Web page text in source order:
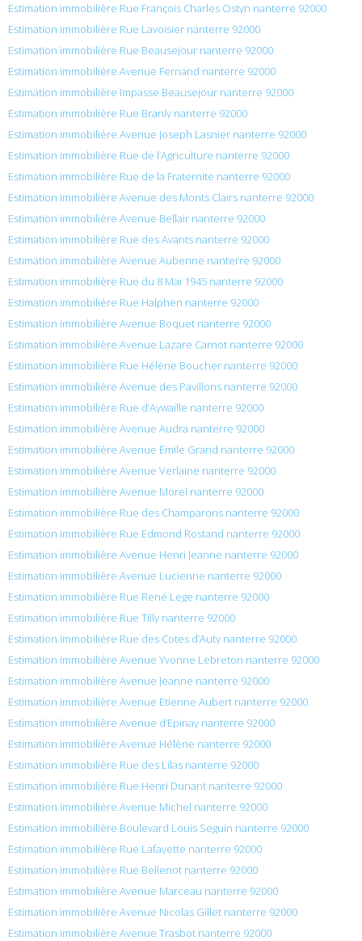
Estimation immobilière Rue François Charles Ostyn nanterre 92000
Estimation immobilière Rue Lavoisier nanterre 92000
Estimation immobilière Rue Beausejour nanterre 92000
Estimation immobilière Avenue Fernand nanterre 92000
Estimation immobilière Impasse Beausejour nanterre 92000
Estimation immobilière Rue Branly nanterre 92000
Estimation immobilière Avenue Joseph Lasnier nanterre 92000
Estimation immobilière Rue de l’Agriculture nanterre 92000
Estimation immobilière Rue de la Fraternite nanterre 92000
Estimation immobilière Avenue des Monts Clairs nanterre 92000
Estimation immobilière Avenue Bellair nanterre 92000
Estimation immobilière Rue des Avants nanterre 92000
Estimation immobilière Avenue Aubenne nanterre 92000
Estimation immobilière Rue du 8 Mai 1945 nanterre 92000
Estimation immobilière Rue Halphen nanterre 92000
Estimation immobilière Avenue Boquet nanterre 92000
Estimation immobilière Avenue Lazare Carnot nanterre 92000
Estimation immobilière Rue Hélène Boucher nanterre 92000
Estimation immobilière Avenue des Pavillons nanterre 92000
Estimation immobilière Rue d’Aywaille nanterre 92000
Estimation immobilière Avenue Audra nanterre 92000
Estimation immobilière Avenue Émile Grand nanterre 92000
Estimation immobilière Avenue Verlaine nanterre 92000
Estimation immobilière Avenue Morel nanterre 92000
Estimation immobilière Rue des Champarons nanterre 92000
Estimation immobilière Rue Edmond Rostand nanterre 92000
Estimation immobilière Avenue Henri Jeanne nanterre 92000
Estimation immobilière Avenue Lucienne nanterre 92000
Estimation immobilière Rue René Lege nanterre 92000
Estimation immobilière Rue Tilly nanterre 92000
Estimation immobilière Rue des Cotes d’Auty nanterre 92000
Estimation immobilière Avenue Yvonne Lebreton nanterre 92000
Estimation immobilière Avenue Jeanne nanterre 92000
Estimation immobilière Avenue Etienne Aubert nanterre 92000
Estimation immobilière Avenue d’Epinay nanterre 92000
Estimation immobilière Avenue Hélène nanterre 92000
Estimation immobilière Rue des Lilas nanterre 92000
Estimation immobilière Rue Henri Dunant nanterre 92000
Estimation immobilière Avenue Michel nanterre 92000
Estimation immobilière Boulevard Louis Seguin nanterre 92000
Estimation immobilière Rue Lafayette nanterre 92000
Estimation immobilière Rue Bellenot nanterre 92000
Estimation immobilière Avenue Marceau nanterre 92000
Estimation immobilière Avenue Nicolas Gillet nanterre 92000
Estimation immobilière Avenue Trasbot nanterre 92000